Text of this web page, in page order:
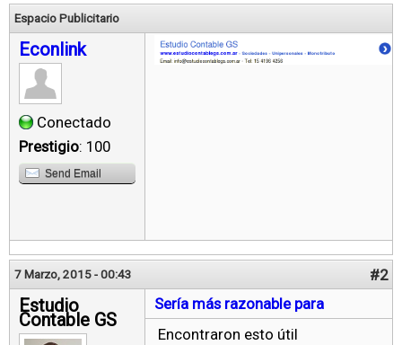
Espacio Publicitario
Econlink
Conectado
Prestigio: 100
Send Email
7 Marzo, 2015 - 00:43 #2
Estudio
Contable GS
Sería más razonable para
Encontraron esto útil